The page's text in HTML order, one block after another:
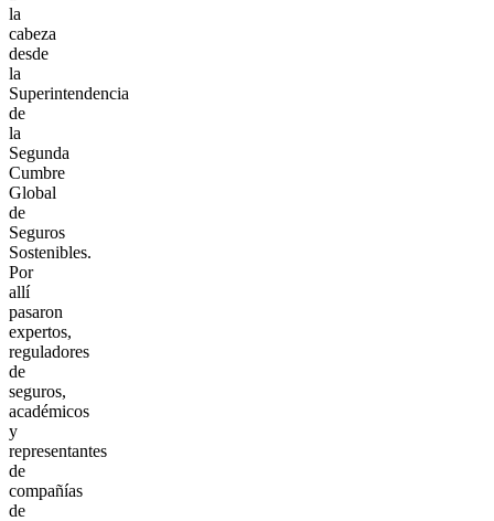
la
cabeza
desde
la
Superintendencia
de
la
Segunda
Cumbre
Global
de
Seguros
Sostenibles.
Por
allí
pasaron
expertos,
reguladores
de
seguros,
académicos
y
representantes
de
compañías
de